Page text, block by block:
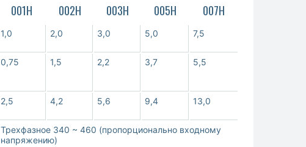
001Н 002Н 003Н 005Н 007Н
1,0 2,0 3,0 5,0 7,5
0,75 1,5 2,2 3,7 5,5
2,5 4,2 5,6 9,4 13,0
Трехфазное 340 ~ 460 (пропорционально входному
напряжению)